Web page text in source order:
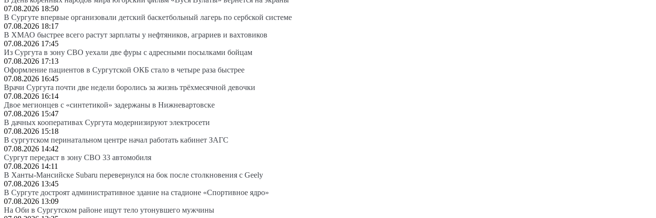
07.08.2026 18:50
В Сургуте впервые организовали детский баскетбольный лагерь по сербской системе
07.08.2026 18:17
В ХМАО быстрее всего растут зарплаты у нефтяников, аграриев и вахтовиков
07.08.2026 17:45
Из Сургута в зону СВО уехали две фуры с адресными посылками бойцам
07.08.2026 17:13
Оформление пациентов в Сургутской ОКБ стало в четыре раза быстрее
07.08.2026 16:45
Врачи Сургута почти две недели боролись за жизнь трёхмесячной девочки
07.08.2026 16:14
Двое мегионцев с «синтетикой» задержаны в Нижневартовске
07.08.2026 15:47
В дачных кооперативах Сургута модернизируют электросети
07.08.2026 15:18
В сургутском перинатальном центре начал работать кабинет ЗАГС
07.08.2026 14:42
Сургут передаст в зону СВО 33 автомобиля
07.08.2026 14:11
В Ханты-Мансийске Subaru перевернулся на бок после столкновения с Geely
07.08.2026 13:45
В Сургуте достроят административное здание на стадионе «Спортивное ядро»
07.08.2026 13:09
На Оби в Сургутском районе ищут тело утонувшего мужчины